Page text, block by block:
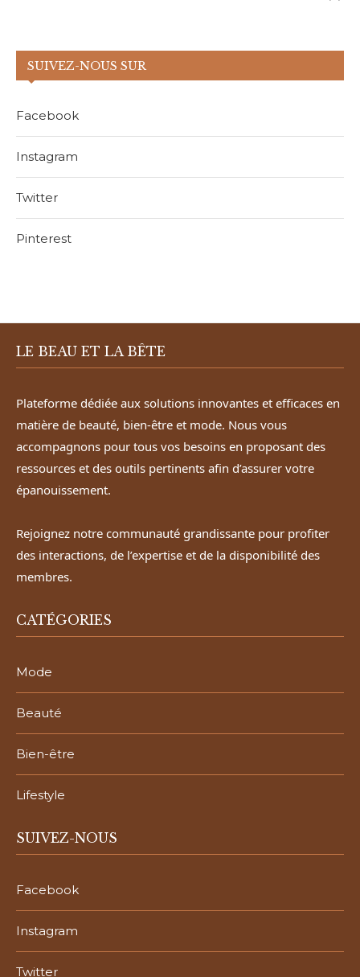
SUIVEZ-NOUS SUR
Facebook
Instagram
Twitter
Pinterest
LE BEAU ET LA BÊTE
Plateforme dédiée aux solutions innovantes et efficaces en
matière de beauté, bien-être et mode. Nous vous
accompagnons pour tous vos besoins en proposant des
ressources et des outils pertinents afin d’assurer votre
épanouissement.
Rejoignez notre communauté grandissante pour profiter
des interactions, de l’expertise et de la disponibilité des
membres.
CATÉGORIES
Mode
Beauté
Bien-être
Lifestyle
SUIVEZ-NOUS
Facebook
Instagram
Twitter